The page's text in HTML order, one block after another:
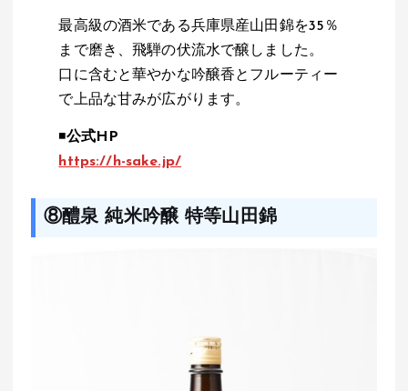
最高級の酒米である兵庫県産山田錦を35％
まで磨き、飛騨の伏流水で醸しました。
口に含むと華やかな吟醸香とフルーティー
で上品な甘みが広がります。
◾️公式HP
https://h-sake.jp/
⑧醴泉 純米吟醸 特等山田錦